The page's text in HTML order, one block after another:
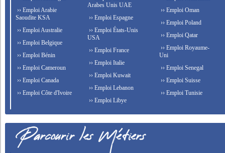
›› Emploi Arabie
Saoudite KSA
›› Emploi Australie
›› Emploi Belgique
›› Emploi Bénin
›› Emploi Cameroun
›› Emploi Canada
›› Emploi Côte d'Ivoire
Arabes Unis UAE
›› Emploi Espagne
›› Emploi États-Unis
USA
›› Emploi France
›› Emploi Italie
›› Emploi Kuwait
›› Emploi Lebanon
›› Emploi Libye
›› Emploi Oman
›› Emploi Poland
›› Emploi Qatar
›› Emploi Royaume-
Uni
›› Emploi Senegal
›› Emploi Suisse
›› Emploi Tunisie